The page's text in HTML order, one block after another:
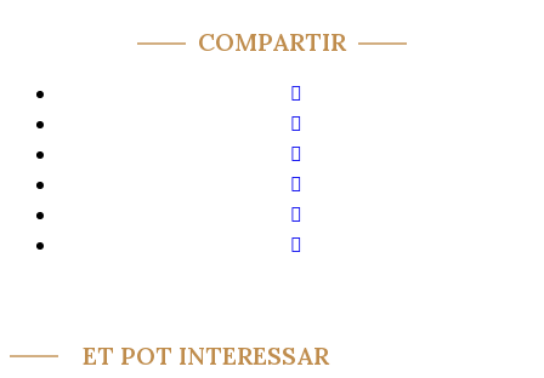
COMPARTIR
ET POT INTERESSAR